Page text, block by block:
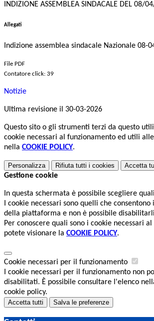
INDIZIONE ASSEMBLEA SINDACALE DEL 08/
Allegati
Indizione assemblea sindacale Nazionale 08-
File PDF
Contatore click: 39
Notizie
Ultima revisione il 30-03-2026
Questo sito o gli strumenti terzi da questo
cookie necessari al funzionamento ed utili
nella COOKIE POLICY.
Personalizza Rifiuta tutti i cookies Accetta
Gestione cookie
In questa schermata è possibile scegliere
I cookie necessari sono quelli che
della piattaforma e non è possibile
Per conoscere quali sono i cookie necessari
potete visionare la COOKIE POLICY.
Cookie necessari per il funzionamento
I cookie necessari per il funzionamento non
disabilitati. È possibile consultare l'elenco
cookie policy.
Accetta tutti Salva le preferenze